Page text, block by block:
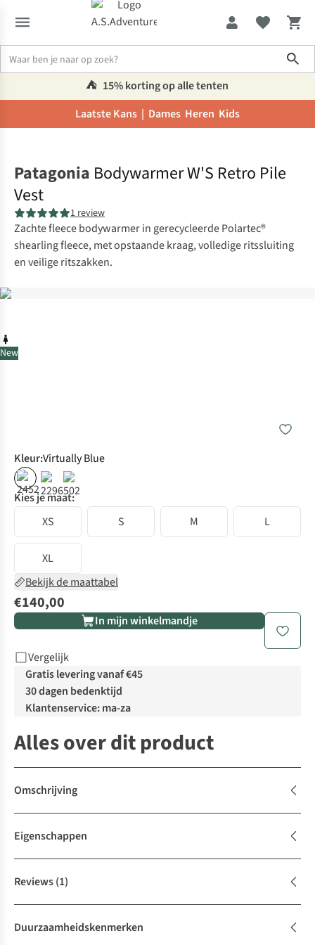
⛺️ 15% korting op alle tenten
Laatste Kans | Dames Heren Kids
New
Patagonia Bodywarmer W'S Retro Pile
Vest
1 review
Zachte fleece bodywarmer in gerecycleerde Polartec®
shearling fleece, met opstaande kraag, volledige ritssluiting
en veilige ritszakken.
Kleur:Virtually Blue
Kies je maat:
XS
S M L
XL
Bekijk de maattabel
€140,00
In mijn winkelmandje
Vergelijk
Gratis levering vanaf €45
30 dagen bedenktijd
Klantenservice: ma-za
Alles over dit product
Omschrijving
Eigenschappen
Reviews(1)
Duurzaamheidskenmerken